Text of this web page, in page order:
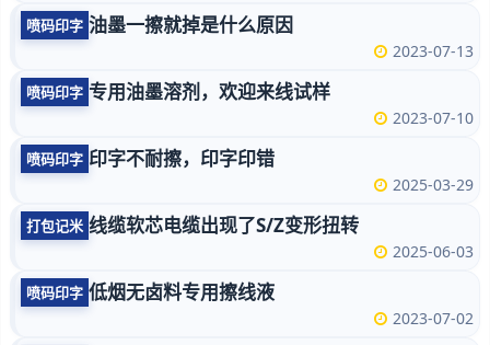
喷码印字 油墨一擦就掉是什么原因
2023-07-13
喷码印字 专用油墨溶剂，欢迎来线试样
2023-07-10
喷码印字 印字不耐擦，印字印错
2025-03-29
打包记米 线缆软芯电缆出现了S/Z变形扭转
2025-06-03
喷码印字 低烟无卤料专用擦线液
2023-07-02